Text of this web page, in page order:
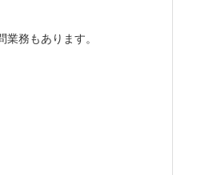
務もあります。